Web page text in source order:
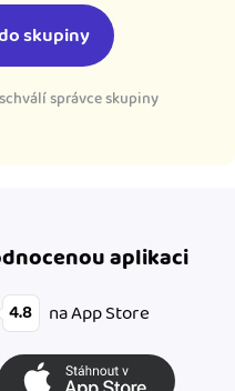
skupiny
správce skupiny
aplikaci
4.8 na App Store